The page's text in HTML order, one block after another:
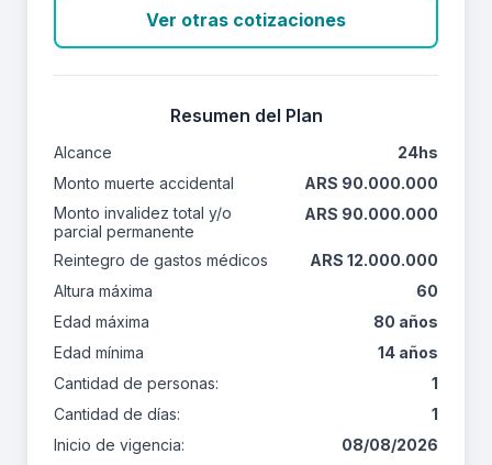
Ver otras cotizaciones
Resumen del Plan
Alcance
24hs
Monto muerte accidental
ARS 90.000.000
Monto invalidez total y/o
parcial permanente
ARS 90.000.000
Reintegro de gastos médicos
ARS 12.000.000
Altura máxima
60
Edad máxima
80 años
Edad mínima
14 años
Cantidad de personas:
1
Cantidad de días:
1
Inicio de vigencia:
08/08/2026